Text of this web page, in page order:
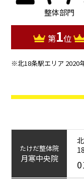
整体部門
第1位
※北18条駅エリア 2020
たけだ整体院
月寒中央院
18